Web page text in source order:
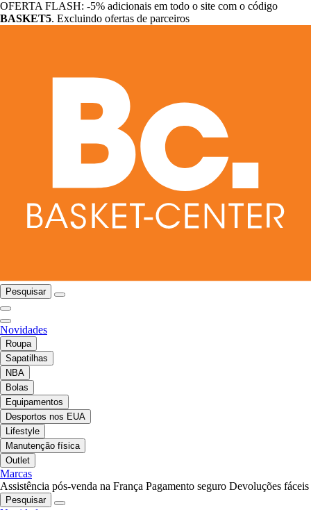
OFERTA FLASH: -5% adicionais em todo o site com o código
BASKET5. Excluindo ofertas de parceiros
Pesquisar
Novidades
Roupa
Sapatilhas
NBA
Bolas
Equipamentos
Desportos nos EUA
Lifestyle
Manutenção física
Outlet
Marcas
Assistência pós-venda na França Pagamento seguro Devoluções fáceis
Pesquisar